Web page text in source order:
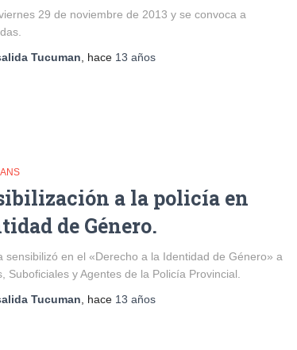
29 de noviembre de 2013 y se convoca a
Tucuman , hace 13 años
a la policía en
de Género.
sensibilizó en el «Derecho a la Identidad de Género» a
Suboficiales y Agentes de la Policía Provincial.
Tucuman, hace 13 años